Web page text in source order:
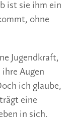
ist sie ihm ein
ohne
Jugendkraft,
Augen
ich glaube,
eine
in sich.